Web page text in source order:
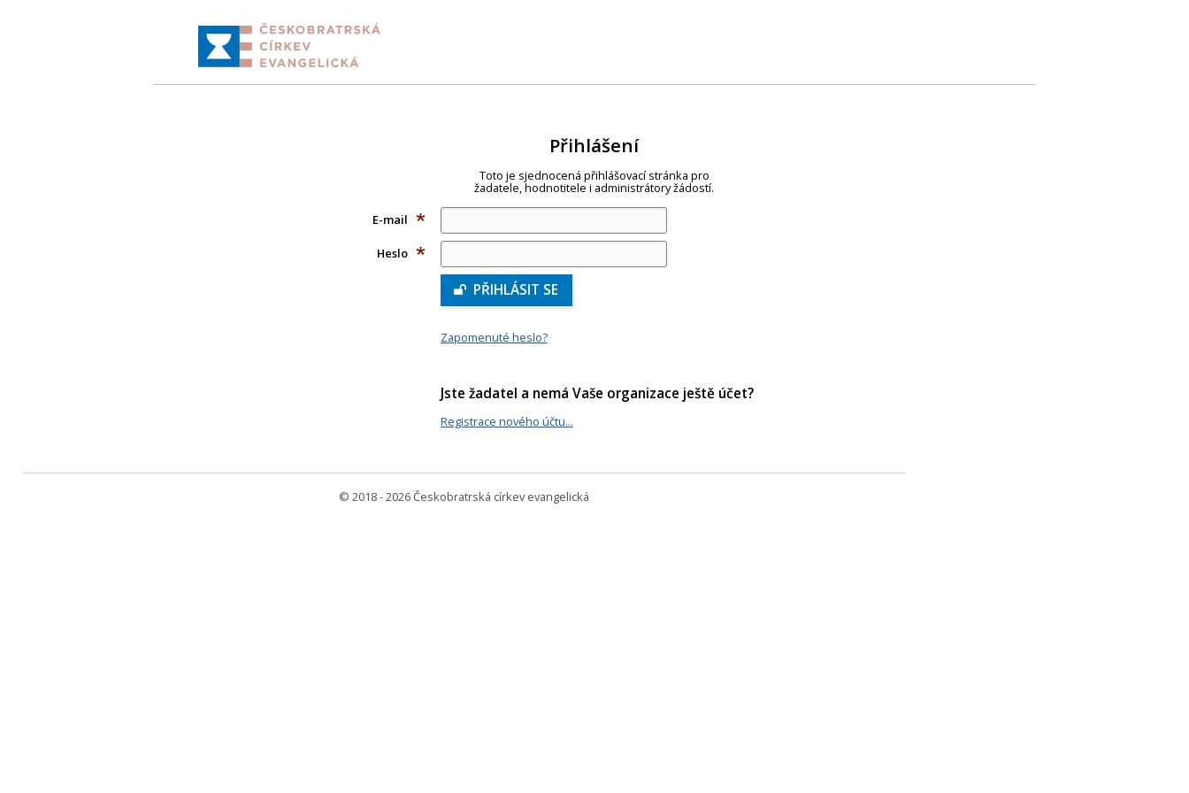
Přihlášení
Toto je sjednocená přihlášovací stránka pro
žadatele, hodnotitele i administrátory žádostí.
E-mail
(povinné
pole)
Heslo
(povinné
PŘIHLÁSIT SE
Zapomenuté heslo?
Jste žadatel a nemá Vaše organizace ještě účet?
Registrace nového účtu...
© 2018 - 2026 Českobratrská církev evangelická